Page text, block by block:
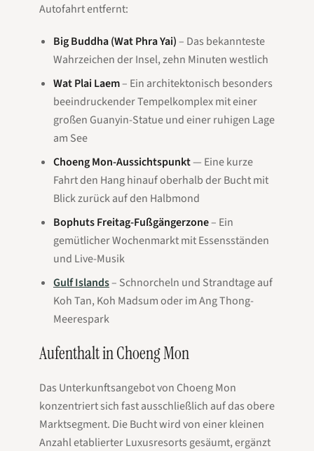
Autofahrt entfernt:
Big Buddha (Wat Phra Yai)– Das bekannteste
Wahrzeichen der Insel, zehn Minuten westlich
Wat Plai Laem– Ein architektonisch besonders
beeindruckender Tempelkomplex mit einer
großen Guanyin-Statue und einer ruhigen Lage
am See
Choeng Mon-Aussichtspunkt— Eine kurze
Fahrt den Hang hinauf oberhalb der Bucht mit
Blick zurück auf den Halbmond
Bophuts Freitag-Fußgängerzone– Ein
gemütlicher Wochenmarkt mit Essensständen
und Live-Musik
Gulf Islands– Schnorcheln und Strandtage auf
Koh Tan, Koh Madsum oder im Ang Thong-
Meerespark
Aufenthalt in Choeng Mon
Das Unterkunftsangebot von Choeng Mon
konzentriert sich fast ausschließlich auf das obere
Marktsegment. Die Bucht wird von einer kleinen
Anzahl etablierter Luxusresorts gesäumt, ergänzt